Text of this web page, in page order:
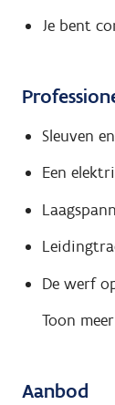
Je bent
Sleuven
Een
De werf
Toon meer
Aanbod